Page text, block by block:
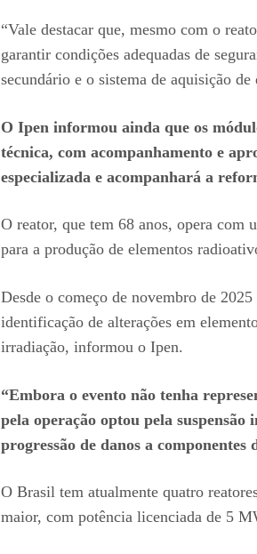
“Vale destacar que, mesmo com o
garantir condições adequadas de
secundário e o sistema de aquisição
O Ipen informou ainda que os
técnica, com acompanhamento e
especializada e acompanhará a
O reator, que tem 68 anos, opera com
para a produção de elementos
Desde o começo de novembro de
identificação de alterações em
irradiação, informou o Ipen.
“Embora o evento não tenha
pela operação optou pela
progressão de danos a componentes
O Brasil tem atualmente quatro
maior, com potência licenciada de 5